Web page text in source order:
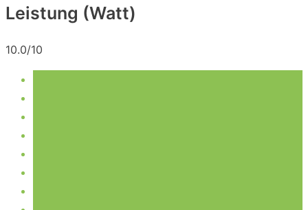
Leistung (Watt)
10.0/10